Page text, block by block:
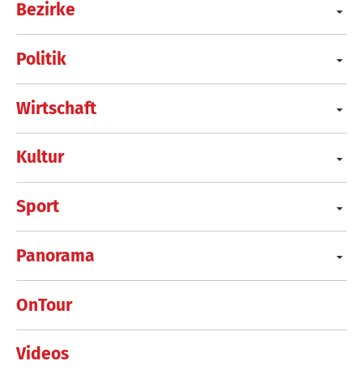
Bezirke
Politik
Wirtschaft
Kultur
Sport
Panorama
OnTour
Videos